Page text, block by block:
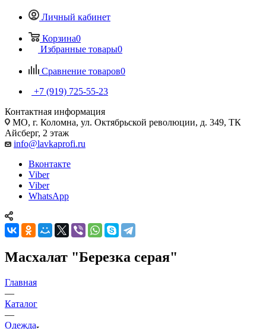
Личный кабинет
Корзина0
Избранные товары0
Сравнение товаров0
+7 (919) 725-55-23
Контактная информация
МО, г. Коломна, ул. Октябрьской революции, д. 349, ТК
Айсберг, 2 этаж
info@lavkaprofi.ru
Вконтакте
Viber
Viber
WhatsApp
Масхалат "Березка серая"
Главная
—
Каталог
—
Одежда